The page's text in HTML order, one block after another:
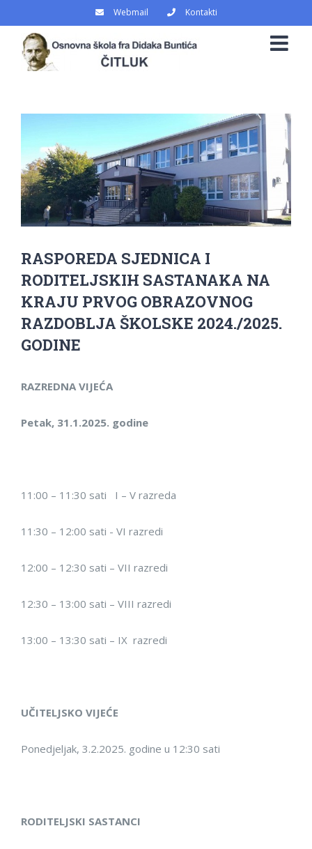
content
Webmail Kontakti
Larger
Image
RASPOREDA SJEDNICA I
RODITELJSKIH SASTANAKA NA
KRAJU PRVOG OBRAZOVNOG
RAZDOBLJA ŠKOLSKE 2024./2025.
GODINE
RAZREDNA VIJEĆA
Petak, 31.1.2025. godine
11 :00 – 11 :30 sati I – V razreda
11:30 – 12:00 sati ​​- VI razredi
12:00 – 12:30 sati ​ – VII razredi
12:30 – 13:00 sati ​​ – VIII razredi
13:00 – 13:30 sati ​​ – IX razredi
UČITELJSKO VIJEĆE
Ponedjeljak, 3.2.2025. godine u 12:30 sati
RODITELJSKI SASTANCI